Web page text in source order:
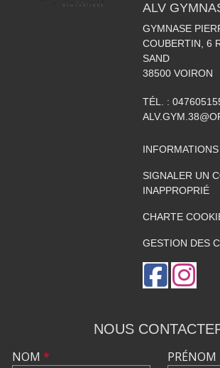
ALV
GYMNASE
COUBERTIN, 6
SAND
38500 VOIRON
TÉL. :
SIGNALER UN
INAPPROPRIÉ
CHARTE
GESTION DES
NOUS
NOM * PRÉNOM